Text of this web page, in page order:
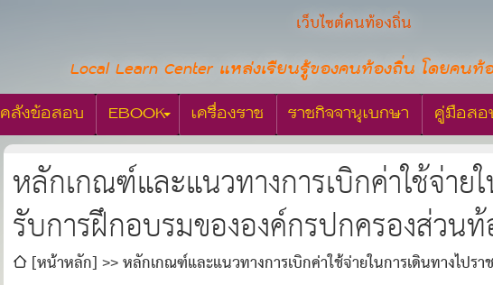
เว็บไซต์คนท้องถิ่น
Local Learn Center แหล่งเรียนรู้ของคนท้องถิ่น โดยคน
คลังข้อสอบ EBOOK เครื่องราช ราชกิจจานุเบกษา คู่มือส
หลักเกณฑ์และแนวทางการเบิกค่าใช้จ่าย
รับการฝึกอบรมขององค์กรปกครองส่วน
[หน้าหลัก] หลักเกณฑ์และแนวทางการเบิกค่าใช้จ่ายในการเดินทางไป